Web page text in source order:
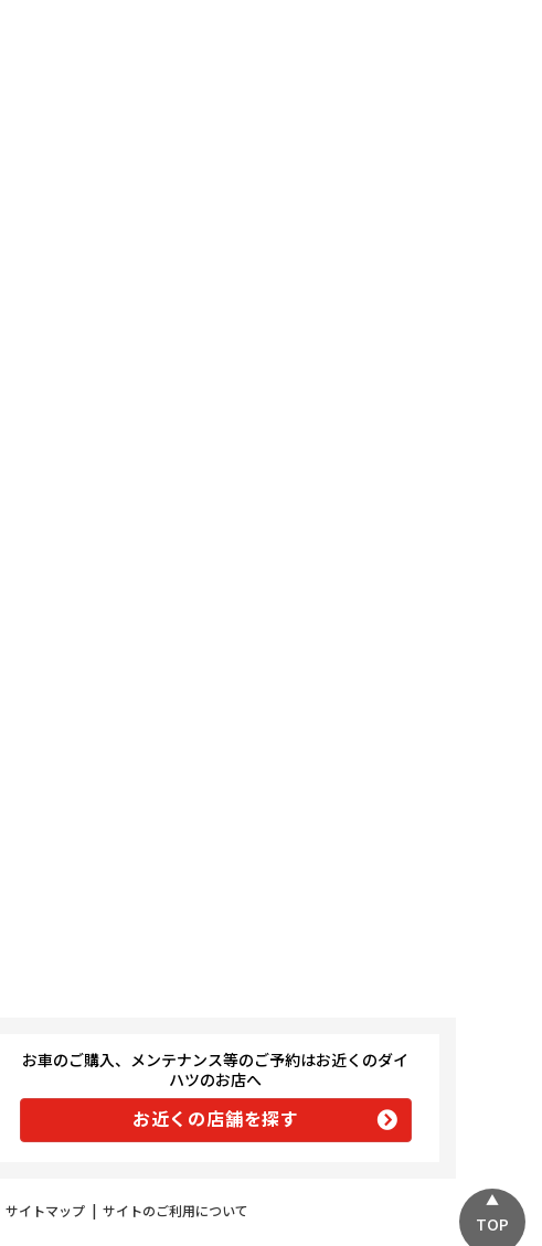
お車のご購入、メンテナンス等のご予約はお近くのダイ
ハツのお店へ
お近くの店舗を探す
サイトマップ| サイトのご利用について
TOP